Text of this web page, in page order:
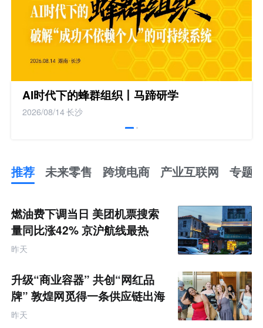
AI时代下的蜂群组织丨马蹄研学
2026/08/14长沙
推荐 未来零售 跨境电商 产业互联网 专题
未
来
零
售
跨
境
商
产
业
互
联
网
燃油费下调当日 美团机票搜索
量同比涨42% 京沪航线最热
昨天
升级“商业容器” 共创“网红品
牌” 敦煌网觅得一条供应链出海
的新路径
昨天